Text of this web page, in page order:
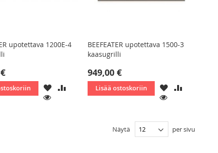
upotettava 1200E-4
LISÄÄ
TOIVELISTAAN
LISÄÄ
VERTAILUUN
KATSO
BEEFEATER upotettava 1500-3
kaasugrilli
949,00 €
Lisää ostoskoriin
LISÄÄLISÄÄ
Näytä per sivu